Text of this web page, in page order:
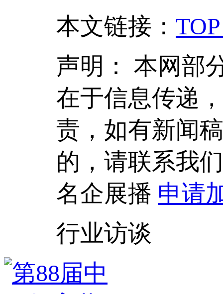
本文链接 ：
声明： 本网部
在于信息传递
责，如有新闻
的，请联系我
名企展播 申请
行业访谈